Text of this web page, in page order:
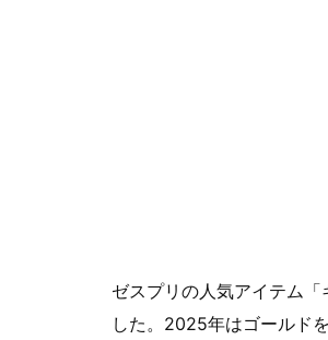
ゼスプリの人気アイテム
した。2025年はゴールド